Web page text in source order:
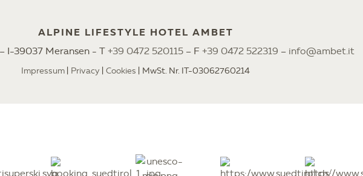
ALPINE LIFESTYLE HOTEL AMBET
I-39037 Meransen - T +39 0472 520115 – F +39 0472 522319 – info@ambet.it
Impressum Privacy Cookies MwSt. Nr. IT-03062760214